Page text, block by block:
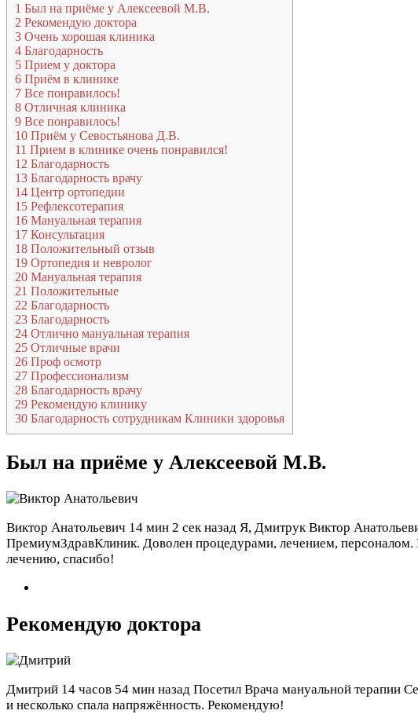
1 Был на приёме у Алексеевой М.В.
2 Рекомендую доктора
3 Очень хорошая клиника
4 Благодарность
5 Прием у доктора
6 Приём в клинике
7 Все понравилось!
8 Отличная клиника
9 Все понравилось!
10 Приём у Севостьянова Д.В.
11 Прием в клинике очень понравился!
12 Благодарность
13 Благодарность врачу
14 Центр ортопедии
15 Рефлексотерапия
16 Мануальная терапия
17 Консультация
18 Положительный отзыв
19 Ортопедия и невролог
20 Мануальная терапия
21 Положительные
22 Благодарность
23 Благодарность
24 Отлично мануальная терапия
25 Отличные врачи
26 Проф осмотр
27 Профессионализм
28 Благодарность врачу
29 Рекомендую клинику
30 Благодарность сотрудникам Клиники здоровья
Был на приёме у Алексеевой М.В.
Виктор Анатольевич 14 мин 2 сек назад Я, Дмитрук Виктор
ПремиумЗдравКлиник. Доволен процедурами, лечением,
лечению, спасибо!
Рекомендую доктора
Дмитрий 14 часов 54 мин назад Посетил Врача мануальной терапии
и несколько спала напряжённость. Рекомендую!